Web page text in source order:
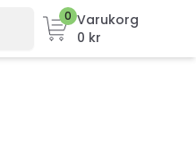
0 Varukorg
0 kr